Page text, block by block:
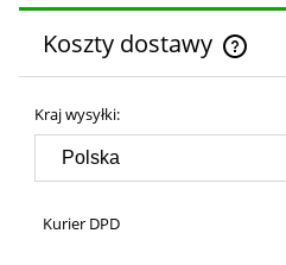
Koszty dostawy
Kraj wysyłki:
Kurier DPD